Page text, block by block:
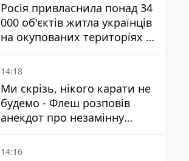
Росія привласнила понад 34
000 об'єктів житла українців
на окупованих територіях -
розслідування BBC
14:18
Ми скрізь, нікого карати не
будемо - Флеш розповів
анекдот про незамінну
роботу зв’язківців на фронті
14:16